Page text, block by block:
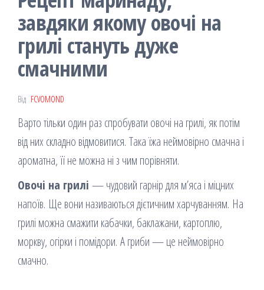
завдяки якому овочі на
грилі стануть дуже
смачними
Від FCVOMOND
Варто тільки один раз спробувати овочі на грилі, як потім
від них складно відмовитися. Така їжа неймовірно смачна і
ароматна, її не можна ні з чим порівняти.
Овочі на грилі — чудовий гарнір для м’яса і міцних
напоїв. Ще вони називаються дієтичним харчуванням. На
грилі можна смажити кабачки, баклажани, картоплю,
моркву, огірки і помідори. А гриби — це неймовірно
смачно.